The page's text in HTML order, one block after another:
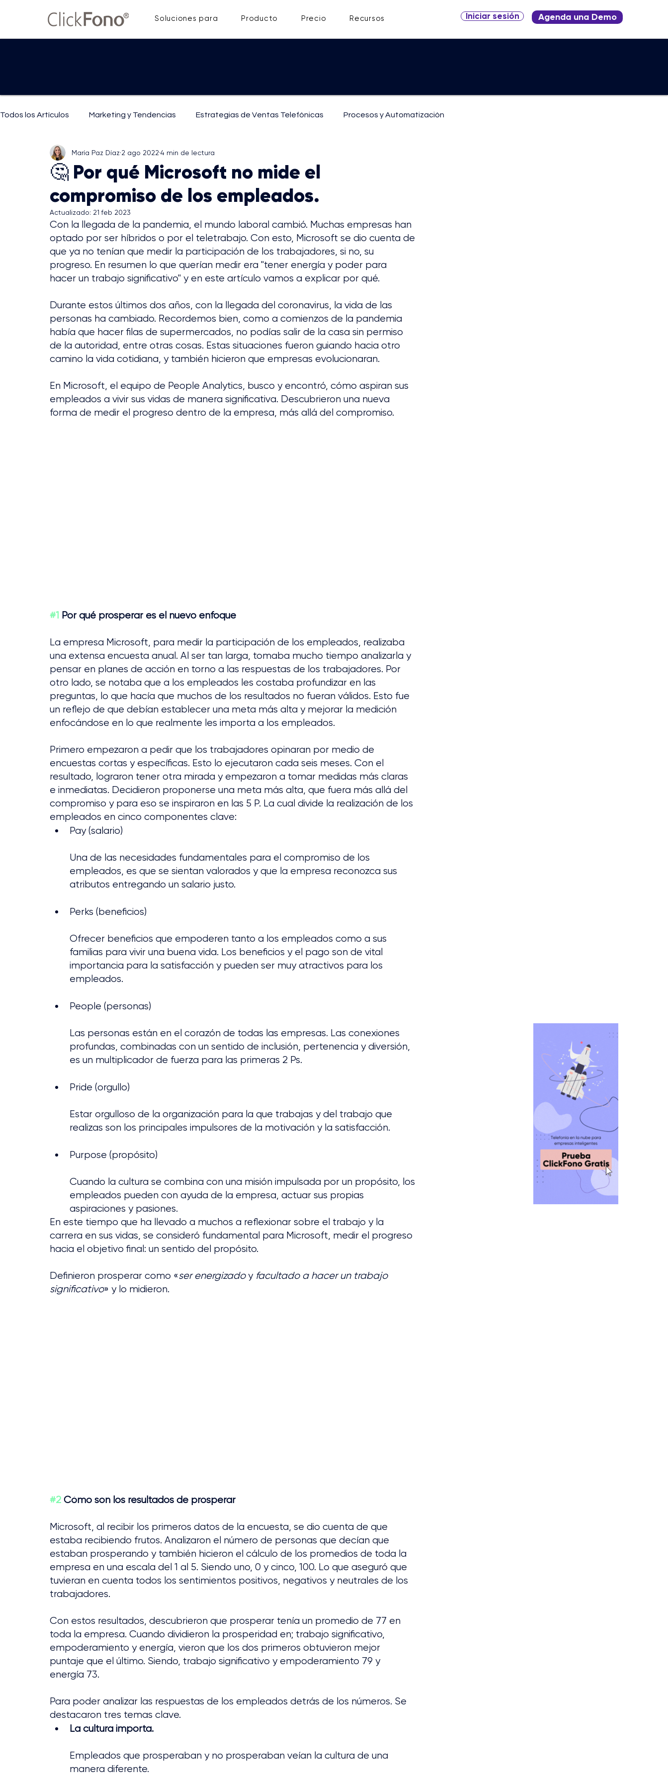
Soluciones para Producto Precio Recursos Iniciar sesión Agenda una Demo
Todos los Artículos Marketing y Tendencias Estrategias de Ventas Telefónicas Procesos y Automatización
IA y Tecnología Mejoras y Técnicas de Comunicación
🤔 Por qué Microsoft no mide el
compromiso de los empleados.
María Paz Díaz 2 ago 2022 4 min de lectura
Actualizado: 21 feb 2023
Con la llegada de la pandemia, el mundo laboral cambió. Muchas empresas han
optado por ser híbridos o por el teletrabajo. Con esto, Microsoft se dio cuenta de
que ya no tenían que medir la participación de los trabajadores, si no, su
progreso. En resumen lo que querían medir era "tener energía y poder para
hacer un trabajo significativo" y en este artículo vamos a explicar por qué.
Durante estos últimos dos años, con la llegada del coronavirus, la vida de las
personas ha cambiado. Recordemos bien, como a comienzos de la pandemia
había que hacer filas de supermercados, no podías salir de la casa sin permiso
de la autoridad, entre otras cosas. Estas situaciones fueron guiando hacia otro
camino la vida cotidiana, y también hicieron que empresas evolucionaran.
En Microsoft, el equipo de People Analytics, busco y encontró, cómo aspiran sus
empleados a vivir sus vidas de manera significativa. Descubrieron una nueva
forma de medir el progreso dentro de la empresa, más allá del compromiso.
#1 Por qué prosperar es el nuevo enfoque
La empresa Microsoft, para medir la participación de los empleados, realizaba
una extensa encuesta anual. Al ser tan larga, tomaba mucho tiempo analizarla y
pensar en planes de acción en torno a las respuestas de los trabajadores. Por
otro lado, se notaba que a los empleados les costaba profundizar en las
preguntas, lo que hacía que muchos de los resultados no fueran válidos. Esto fue
un reflejo de que debían establecer una meta más alta y mejorar la medición
enfocándose en lo que realmente les importa a los empleados.
Primero empezaron a pedir que los trabajadores opinaran por medio de
encuestas cortas y específicas. Esto lo ejecutaron cada seis meses. Con el
resultado, lograron tener otra mirada y empezaron a tomar medidas más claras
e inmediatas. Decidieron proponerse una meta más alta, que fuera más allá del
compromiso y para eso se inspiraron en las 5 P. La cual divide la realización de los
empleados en cinco componentes clave:
Pay (salario)
Una de las necesidades fundamentales para el compromiso de los
empleados, es que se sientan valorados y que la empresa reconozca sus
atributos entregando un salario justo.
Perks (beneficios)
Ofrecer beneficios que empoderen tanto a los empleados como a sus
familias para vivir una buena vida. Los beneficios y el pago son de vital
importancia para la satisfacción y pueden ser muy atractivos para los
empleados.
People (personas)
Las personas están en el corazón de todas las empresas. Las conexiones
profundas, combinadas con un sentido de inclusión, pertenencia y diversión,
es un multiplicador de fuerza para las primeras 2 Ps.
Pride (orgullo)
Estar orgulloso de la organización para la que trabajas y del trabajo que
realizas son los principales impulsores de la motivación y la satisfacción.
Purpose (propósito)
Cuando la cultura se combina con una misión impulsada por un propósito, los
empleados pueden con ayuda de la empresa, actuar sus propias
aspiraciones y pasiones.
En este tiempo que ha llevado a muchos a reflexionar sobre el trabajo y la
carrera en sus vidas, se consideró fundamental para Microsoft, medir el progreso
hacia el objetivo final: un sentido del propósito.
Definieron prosperar como «ser energizado y facultado a hacer un trabajo
significativo» y lo midieron.
#2 Cómo son los resultados de prosperar
Microsoft, al recibir los primeros datos de la encuesta, se dio cuenta de que
estaba recibiendo frutos. Analizaron el número de personas que decían que
estaban prosperando y también hicieron el cálculo de los promedios de toda la
empresa en una escala del 1 al 5. Siendo uno, 0 y cinco, 100. Lo que aseguró que
tuvieran en cuenta todos los sentimientos positivos, negativos y neutrales de los
trabajadores.
Con estos resultados, descubrieron que prosperar tenía un promedio de 77 en
toda la empresa. Cuando dividieron la prosperidad en; trabajo significativo,
empoderamiento y energía, vieron que los dos primeros obtuvieron mejor
puntaje que el último. Siendo, trabajo significativo y empoderamiento 79 y
energía 73.
Para poder analizar las respuestas de los empleados detrás de los números. Se
destacaron tres temas clave.
La cultura importa.
Empleados que prosperaban y no prosperaban veían la cultura de una
manera diferente.